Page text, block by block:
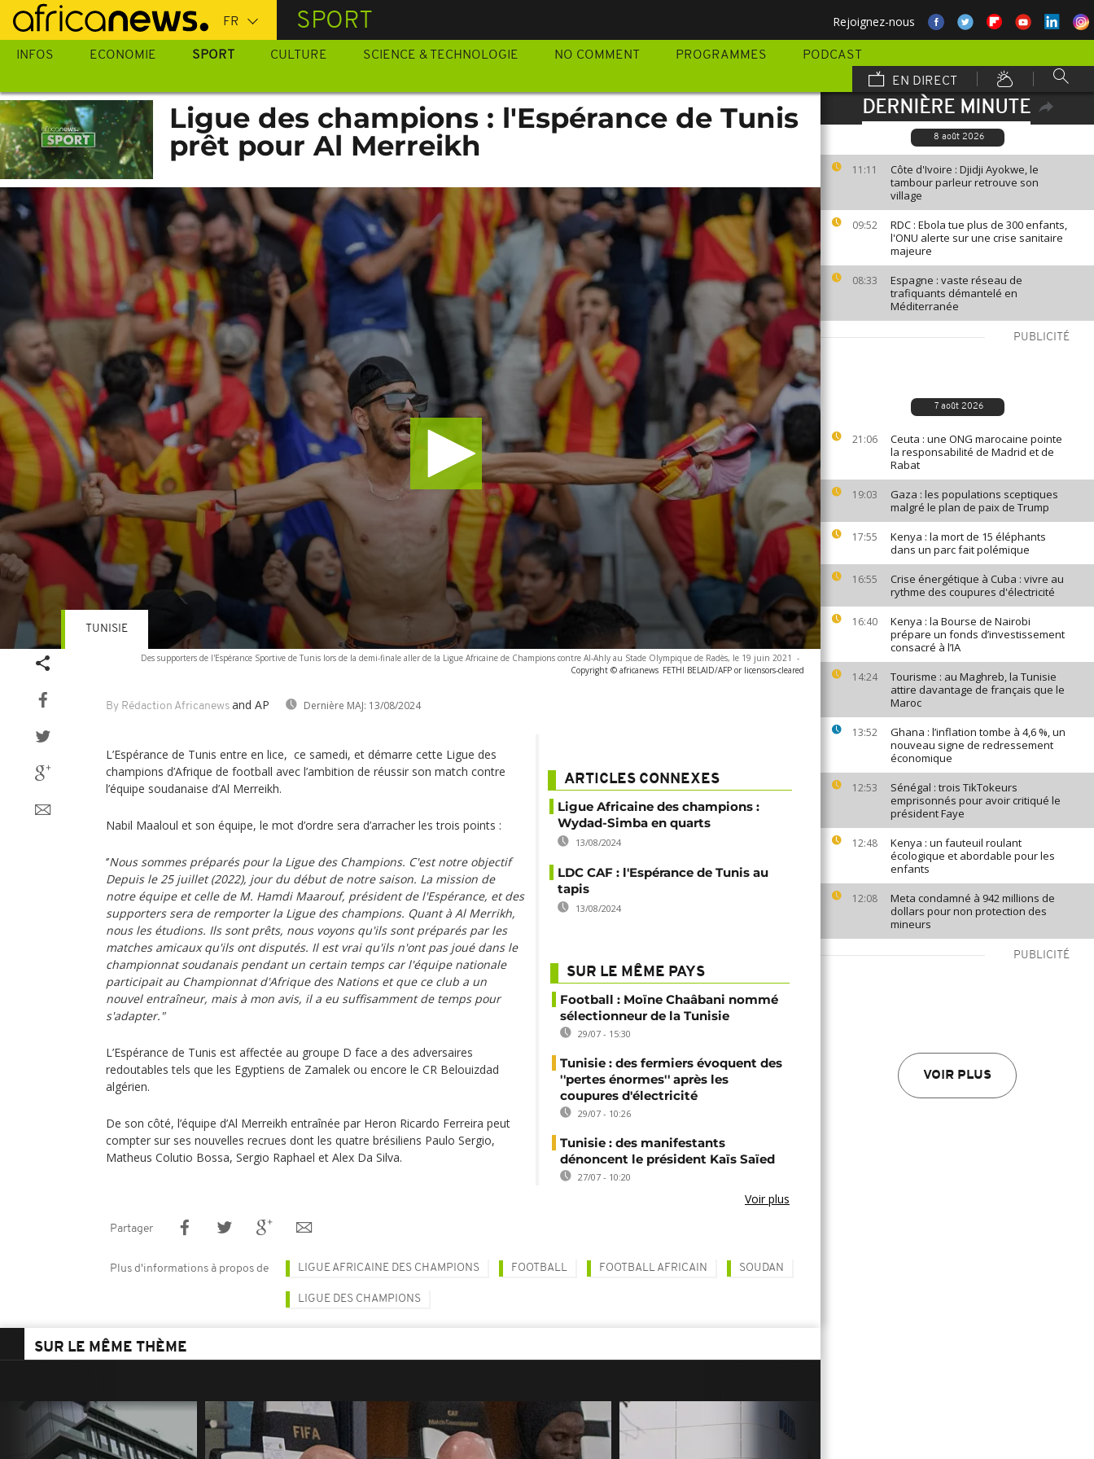
Passer
au
contenu
SPORT Rejoignez-nous
INFOS ECONOMIE SPORT CULTURE SCIENCE & TECHNOLOGIE NO COMMENT PROGRAMMES
PODCAST
EN DIRECT
DERNIÈRE MINUTE
8 août 2026
11:11
Côte d'Ivoire : Djidji Ayokwe, le
tambour parleur retrouve son
village
09:52
RDC : Ebola tue plus de 300 enfants,
l'ONU alerte sur une crise sanitaire
majeure
08:33
Espagne : vaste réseau de
trafiquants démantelé en
Méditerranée
PUBLICITÉ
7 août 2026
21:06
Ceuta : une ONG marocaine pointe
la responsabilité de Madrid et de
Rabat
19:03
Gaza : les populations sceptiques
malgré le plan de paix de Trump
17:55
Kenya : la mort de 15 éléphants
dans un parc fait polémique
16:55
Crise énergétique à Cuba : vivre au
rythme des coupures d'électricité
16:40
Kenya : la Bourse de Nairobi
prépare un fonds d’investissement
consacré à l’IA
14:24
Tourisme : au Maghreb, la Tunisie
attire davantage de français que le
Maroc
13:52
Ghana : l’inflation tombe à 4,6 %, un
nouveau signe de redressement
économique
12:53
Sénégal : trois TikTokeurs
emprisonnés pour avoir critiqué le
président Faye
12:48
Kenya : un fauteuil roulant
écologique et abordable pour les
enfants
12:08
Meta condamné à 942 millions de
dollars pour non protection des
mineurs
PUBLICITÉ
VOIR PLUS
Ligue des champions : l'Espérance de Tunis
prêt pour Al Merreikh
Des supporters de l'Espérance Sportive de Tunis lors de la demi-finale aller de la Ligue Africaine de Champions contre Al-Ahly au Stade Olympique de Radès, le 19 juin 2021 -
Copyright © africanews FETHI BELAID/AFP or licensors-cleared
By Rédaction Africanews and AP Dernière MAJ: 13/08/2024
TUNISIE
L’Espérance de Tunis entre en lice, ce samedi, et démarre cette Ligue des
champions d’Afrique de football avec l’ambition de réussir son match contre
l’équipe soudanaise d’Al Merreikh.
Nabil Maaloul et son équipe, le mot d’ordre sera d’arracher les trois points :
‘’Nous sommes préparés pour la Ligue des Champions. C'est notre objectif
Depuis le 25 juillet (2022), jour du début de notre saison. La mission de
notre équipe et celle de M. Hamdi Maarouf, président de l'Espérance, et des
supporters sera de remporter la Ligue des champions. Quant à Al Merrikh,
nous les étudions. Ils sont prêts, nous voyons qu'ils sont préparés par les
matches amicaux qu'ils ont disputés. Il est vrai qu'ils n'ont pas joué dans le
championnat soudanais pendant un certain temps car l'équipe nationale
participait au Championnat d'Afrique des Nations et que ce club a un
nouvel entraîneur, mais à mon avis, il a eu suffisamment de temps pour
s'adapter."
L’Espérance de Tunis est affectée au groupe D face a des adversaires
redoutables tels que les Egyptiens de Zamalek ou encore le CR Belouizdad
algérien.
De son côté, l’équipe d’Al Merreikh entraînée par Heron Ricardo Ferreira peut
compter sur ses nouvelles recrues dont les quatre brésiliens Paulo Sergio,
Matheus Colutio Bossa, Sergio Raphael et Alex Da Silva.
ARTICLES CONNEXES
Ligue Africaine des champions :
Wydad-Simba en quarts
13/08/2024
LDC CAF : l'Espérance de Tunis au
tapis
13/08/2024
SUR LE MÊME PAYS
Football : Moïne Chaâbani nommé
sélectionneur de la Tunisie
29/07 - 15:30
Tunisie : des fermiers évoquent des
''pertes énormes'' après les
coupures d'électricité
29/07 - 10:26
Tunisie : des manifestants
dénoncent le président Kaïs Saïed
27/07 - 10:20
Voir plus
Partager
Plus d'informations à propos de LIGUE AFRICAINE DES CHAMPIONS FOOTBALL FOOTBALL AFRICAIN SOUDAN
LIGUE DES CHAMPIONS
SUR LE MÊME THÈME